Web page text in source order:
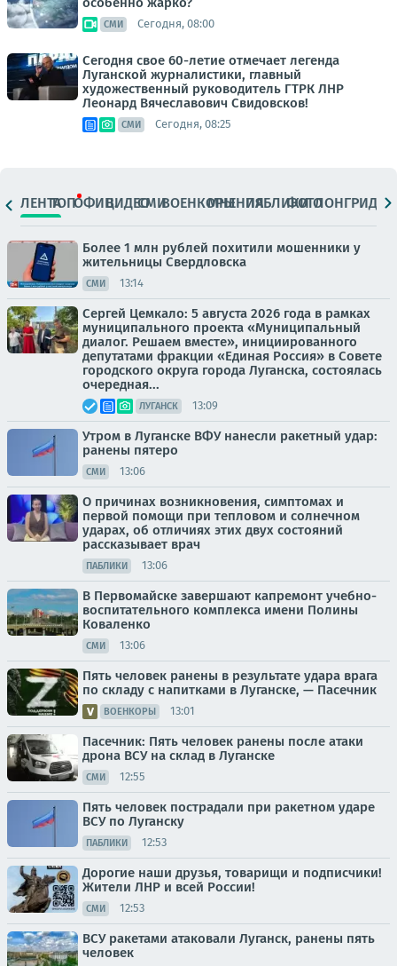
СМИ Сегодня, 08:00
Сегодня свое 60-летие отмечает легенда
Луганской журналистики, главный
художественный руководитель ГТРК ЛНР
Леонард Вячеславович Свидовсков!
СМИ Сегодня, 08:25
ЛЕНТАТОПОФИЦ.ВИДЕОСМИВОЕНКОРЫМНЕНИЯПАБЛИКИ
ФОТОЛОНГРИДЫ
Более 1 млн рублей похитили мошенники у
жительницы Свердловска
СМИ 13:14
Сергей Цемкало: 5 августа 2026 года в рамках
муниципального проекта «Муниципальный
диалог. Решаем вместе», инициированного
депутатами фракции «Единая Россия» в Совете
городского округа города Луганска, состоялась
очередная...
ЛУГАНСК 13:09
Утром в Луганске ВФУ нанесли ракетный удар:
ранены пятеро
СМИ 13:06
О причинах возникновения, симптомах и
первой помощи при тепловом и солнечном
ударах, об отличиях этих двух состояний
рассказывает врач
ПАБЛИКИ 13:06
В Первомайске завершают капремонт учебно-
воспитательного комплекса имени Полины
Коваленко
СМИ 13:06
Пять человек ранены в результате удара врага
по складу с напитками в Луганске, — Пасечник
ВОЕНКОРЫ 13:01
Пасечник: Пять человек ранены после атаки
дрона ВСУ на склад в Луганске
СМИ 12:55
Пять человек пострадали при ракетном ударе
ВСУ по Луганску
ПАБЛИКИ 12:53
Дорогие наши друзья, товарищи и подписчики!
Жители ЛНР и всей России!
СМИ 12:53
ВСУ ракетами атаковали Луганск, ранены пять
человек